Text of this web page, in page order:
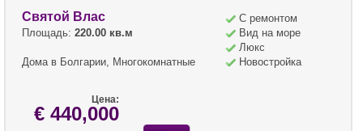
Святой Влас
Площадь: 220.00 кв.м
Дома в Болгарии, Многокомнатные
С ремонтом
Вид на море
Люкс
Новостройка
Цена:
€ 440,000